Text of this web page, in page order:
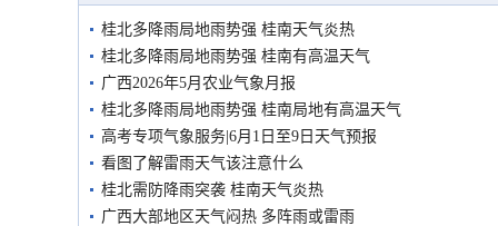
桂北多降雨局地雨势强 桂南天气炎热
桂北多降雨局地雨势强 桂南有高温天气
广西2026年5月农业气象月报
桂北多降雨局地雨势强 桂南局地有高温天气
高考专项气象服务|6月1日至9日天气预报
看图了解雷雨天气该注意什么
桂北需防降雨突袭 桂南天气炎热
广西大部地区天气闷热 多阵雨或雷雨